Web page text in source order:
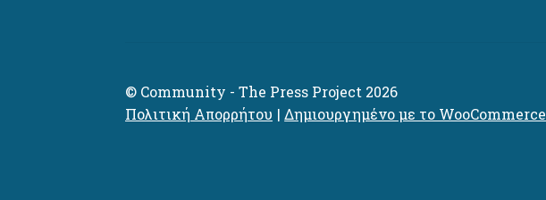
© Community - The Press Project 2026
Πολιτική Απορρήτου
Δημιουργημένο με το WooCommerce